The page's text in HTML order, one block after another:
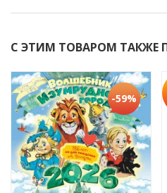
С ЭТИМ ТОВАРОМ ТАКЖЕ
-59%